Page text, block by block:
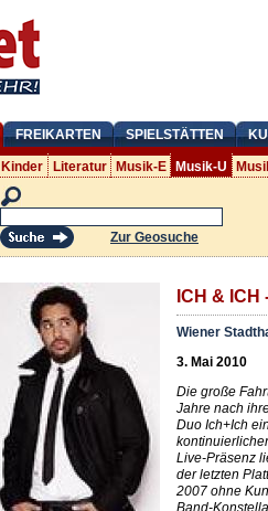
FREIKARTEN SPIELSTÄTTEN
Kinder Literatur Musik-E Musik-U
Zur Geosuche
ICH &
Wiener
3. Mai 2010
Die große
Jahre nach
Duo Ich+Ich
Live-Präsenz
der letzten
2007 ohne
Band-